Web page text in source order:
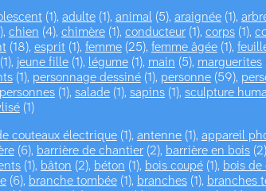
(1), adulte(1), animal(5), araignée(1),
chien (4), chimère(1), conducteur(1), corps(1),
(18), esprit (1), femme(25), femme âgée(1),
jeune fille(1), légume(1), main (5), marguerites
(1), personnage dessiné(1), personne(59),
(1), salade(1), sapins(1), sculpture
(1)
couteaux électrique(1), antenne(1), appareil
(6), barrière de chantier(2), barrière en bois
(1), bâton (2), béton (1), bois coupé(1), bois
(6), branche tombée(1), branches(1), branches